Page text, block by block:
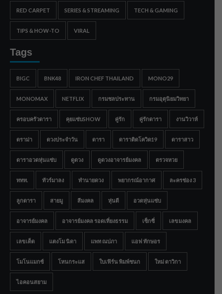
RED CARPET SERIES & STREAMING TECH & GAMING
TIPS & HOW-TO VIRAL
Tags
BIGC BNK48 IRON CHEF THAILAND MONO29
MONOMAX NETFLIX กรมชลประทาน กรมอุตุนิยมวิทยา
ครอบครัวดารา คุยแซ่บSHOW คู่รัก คู่รักดารา งานวิวาห์
ดราม่า ดวงประจำวัน ดารา ดาราติดโควิด19 ดาราสาว
ดาราอวดหุ่นแซ่บ ดูดวง ดูดวงอาจารย์มงคล ตรวจหวย
ททท. ทัวร์มาลง ทำนายดวง พยากรณ์อากาศ ละครช่อง 3
ลูกดารา สายมู สีมงคล หุ่นดี อวดหุ่นแซ่บ
อาจารย์มงคล อาจารย์มงคล รอดเที่ยงธรรม เซ็กซี่ เลขมงคล
เลขเด็ด แตงโม นิดา แพท ณปภา แอฟ ทักษอร
โมโนแมกซ์ โหนกระแส ใบเฟิร์น พิมพ์ชนก ใหม่ ดาวิกา
ไอคอนสยาม